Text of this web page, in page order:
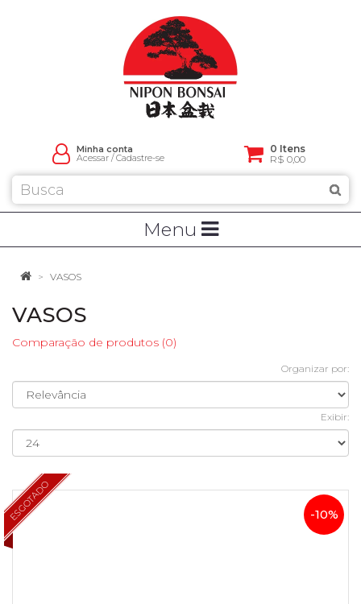
Minha conta
Acessar/Cadastre-se
0 Itens
R$ 0,00
Menu
VASOS
VASOS
Comparação de produtos (0)
Organizar por:
Exibir:
ESGOTADO -10%